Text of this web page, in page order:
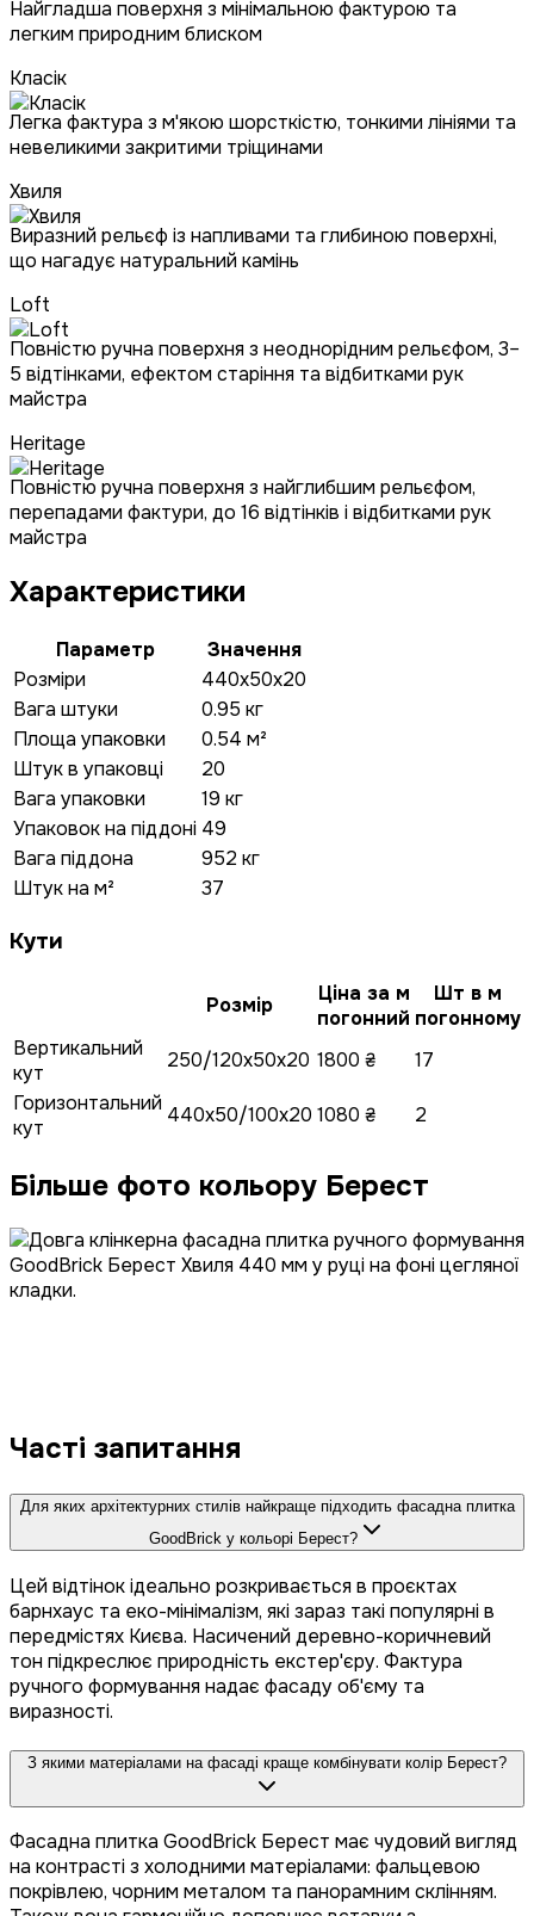
Найгладша поверхня з мінімальною фактурою та
легким природним блиском
Класік
Легка фактура з м'якою шорсткістю, тонкими лініями та
невеликими закритими тріщинами
Хвиля
Виразний рельєф із напливами та глибиною поверхні,
що нагадує натуральний камінь
Loft
Повністю ручна поверхня з неоднорідним рельєфом, 3–
5 відтінками, ефектом старіння та відбитками рук
майстра
Heritage
Повністю ручна поверхня з найглибшим рельєфом,
перепадами фактури, до 16 відтінків і відбитками рук
майстра
Характеристики
Параметр
Значення
Розміри
440x50x20
Вага штуки
0.95 кг
Площа упаковки
0.54 м²
Штук в упаковці
20
Вага упаковки
19 кг
Упаковок на піддоні 49
Вага піддона
952 кг
Штук на м²
37
Кути
Розмір
Ціна за м
погонний
Шт в м
погонному
Вертикальний
кут
250/120x50x20 1800 ₴
17
Горизонтальний
кут
440x50/100x20 1080 ₴ 2
Більше фото кольору Берест
Часті запитання
Для яких архітектурних стилів найкраще підходить фасадна плитка
GoodBrick у кольорі Берест?
Цей відтінок ідеально розкривається в проєктах
барнхаус та еко-мінімалізм, які зараз такі популярні в
передмістях Києва. Насичений деревно-коричневий
тон підкреслює природність екстер'єру. Фактура
ручного формування надає фасаду об'єму та
виразності.
З якими матеріалами на фасаді краще комбінувати колір Берест?
Фасадна плитка GoodBrick Берест має чудовий вигляд
на контрасті з холодними матеріалами: фальцевою
покрівлею, чорним металом та панорамним склінням.